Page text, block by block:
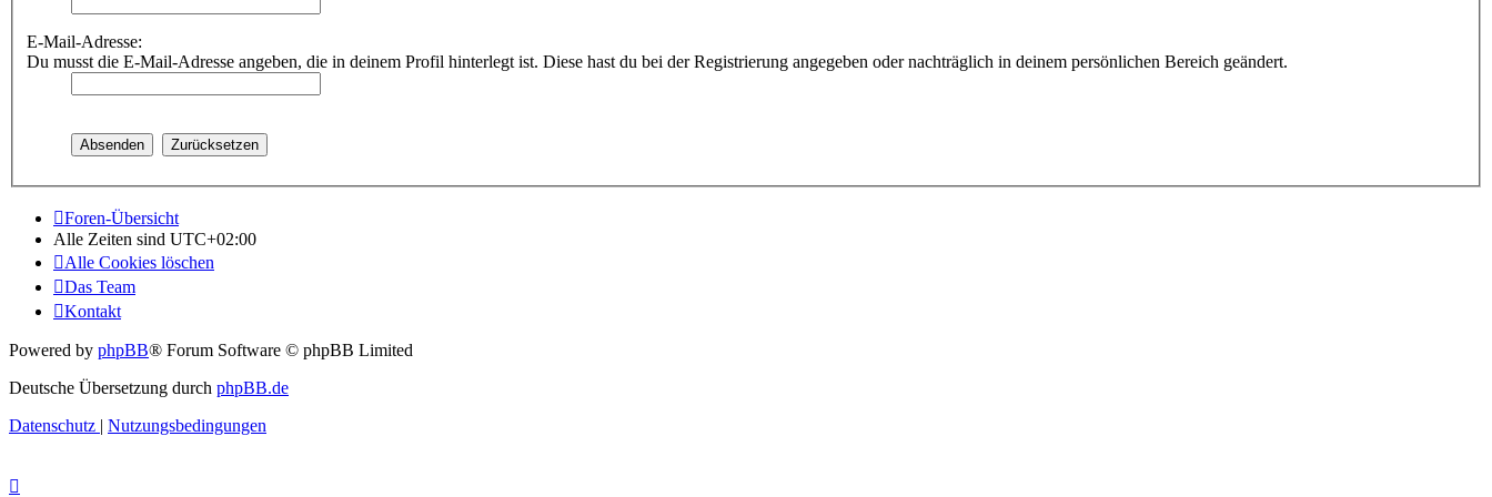
E-Mail-Adresse:
Du musst die E-Mail-Adresse angeben, die in deinem Profil hinterlegt ist. Diese hast du bei der Registrierung angegeben oder nachträglich in deinem persönlichen Bereich geändert.
Foren-Übersicht
Alle Zeiten sind UTC+02:00
Alle Cookies löschen
Das Team
Kontakt
Powered by phpBB® Forum Software © phpBB Limited
Deutsche Übersetzung durch phpBB.de
Datenschutz | Nutzungsbedingungen